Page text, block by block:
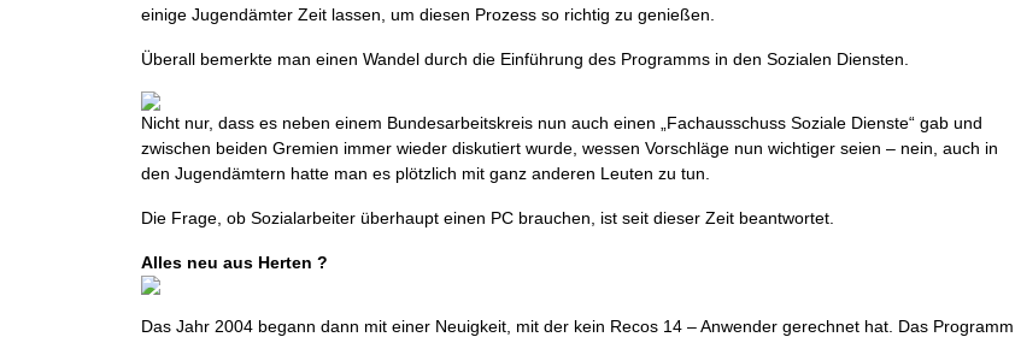
einige Jugendämter Zeit lassen, um diesen Prozess so richtig zu genießen.
Überall bemerkte man einen Wandel durch die Einführung des Programms in den Sozialen Diensten.
Nicht nur, dass es neben einem Bundesarbeitskreis nun auch einen „Fachausschuss Soziale Dienste“ gab und
zwischen beiden Gremien immer wieder diskutiert wurde, wessen Vorschläge nun wichtiger seien – nein, auch in
den Jugendämtern hatte man es plötzlich mit ganz anderen Leuten zu tun.
Die Frage, ob Sozialarbeiter überhaupt einen PC brauchen, ist seit dieser Zeit beantwortet.
Alles neu aus Herten ?
Das Jahr 2004 begann dann mit einer Neuigkeit, mit der kein Recos 14 – Anwender gerechnet hat. Das Programm